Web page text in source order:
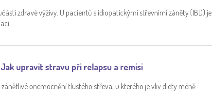
zdravé výživy. U pacientů s idiopatickými střevními záněty (IBD) je
upravit stravu při relapsu a remisi
onemocnění tlustého střeva, u kterého je vliv diety méně